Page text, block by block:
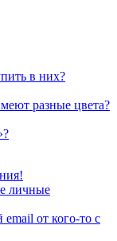
в них?
разные цвета?
личные
от кого-то с